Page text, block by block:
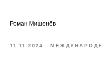
Роман Мишенёв
11.11.2024